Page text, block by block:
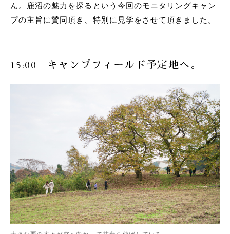
ん。鹿沼の魅力を探るという今回のモニタリングキャン
プの主旨に賛同頂き、特別に見学をさせて頂きました。
15:00 キャンプフィールド予定地へ。